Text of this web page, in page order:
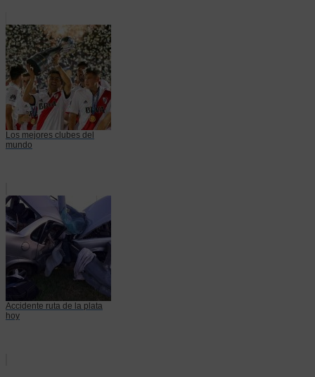
Los mejores clubes del
mundo
Accidente ruta de la plata
hoy